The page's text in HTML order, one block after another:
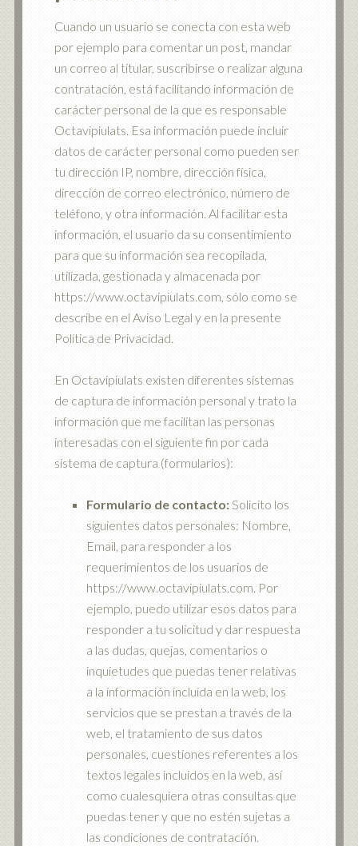
Cuando un usuario se conecta con esta web
por ejemplo para comentar un post, mandar
un correo al titular, suscribirse o realizar alguna
contratación, está facilitando información de
carácter personal de la que es responsable
Octavipiulats. Esa información puede incluir
datos de carácter personal como pueden ser
tu dirección IP, nombre, dirección física,
dirección de correo electrónico, número de
teléfono, y otra información. Al facilitar esta
información, el usuario da su consentimiento
para que su información sea recopilada,
utilizada, gestionada y almacenada por
https://www.octavipiulats.com, sólo como se
describe en el Aviso Legal y en la presente
Política de Privacidad.
En Octavipiulats existen diferentes sistemas
de captura de información personal y trato la
información que me facilitan las personas
interesadas con el siguiente fin por cada
sistema de captura (formularios):
Formulario de contacto:Solicito los
siguientes datos personales: Nombre,
Email, para responder a los
requerimientos de los usuarios de
https://www.octavipiulats.com. Por
ejemplo, puedo utilizar esos datos para
responder a tu solicitud y dar respuesta
a las dudas, quejas, comentarios o
inquietudes que puedas tener relativas
a la información incluida en la web, los
servicios que se prestan a través de la
web, el tratamiento de sus datos
personales, cuestiones referentes a los
textos legales incluidos en la web, así
como cualesquiera otras consultas que
puedas tener y que no estén sujetas a
las condiciones de contratación.